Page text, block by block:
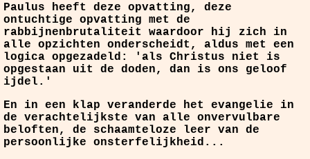
Paulus heeft deze opvatting, deze
ontuchtige opvatting met de
rabbijnenbrutaliteit waardoor hij zich in
alle opzichten onderscheidt, aldus met een
logica opgezadeld: 'als Christus niet is
opgestaan uit de doden, dan is ons geloof
ijdel.'
En in een klap veranderde het evangelie in
de verachtelijkste van alle onvervulbare
beloften, de schaamteloze leer van de
persoonlijke onsterfelijkheid...